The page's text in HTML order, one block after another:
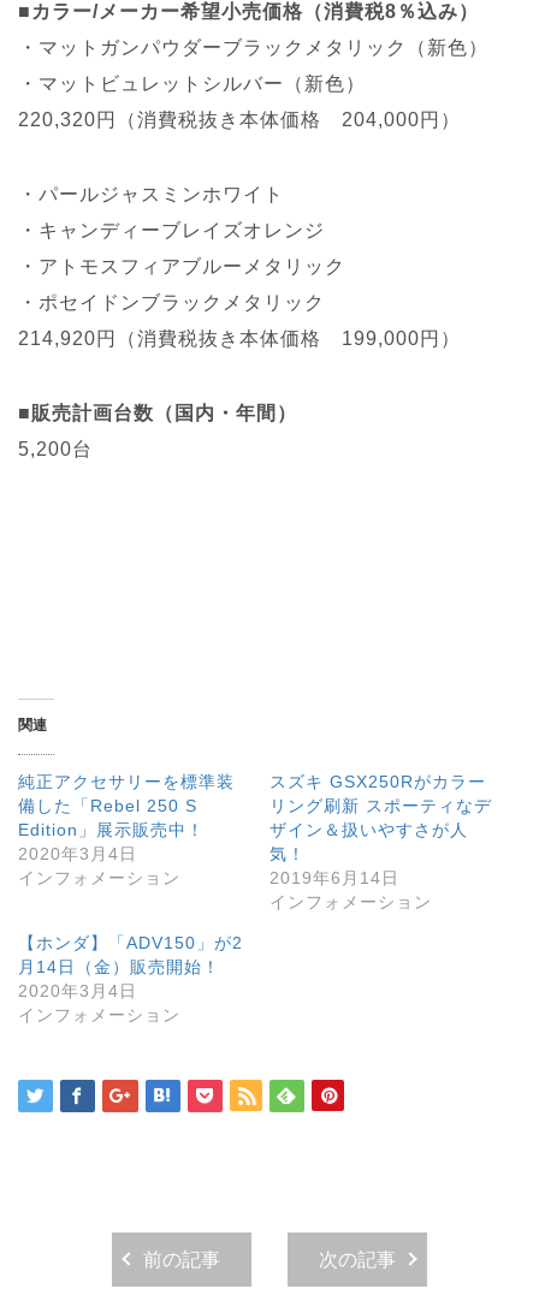
■カラー/メーカー希望小売価格（消費税8％込み）
・マットガンパウダーブラックメタリック（新色）
・マットビュレットシルバー（新色）
220,320円（消費税抜き本体価格 204,000円）
・パールジャスミンホワイト
・キャンディーブレイズオレンジ
・アトモスフィアブルーメタリック
・ポセイドンブラックメタリック
214,920円（消費税抜き本体価格 199,000円）
■販売計画台数（国内・年間）
5,200台
関連
純正アクセサリーを標準装
備した「Rebel 250 S
Edition」展示販売中！
2020年3月4日
インフォメーション
スズキ GSX250Rがカラー
リング刷新 スポーティなデ
ザイン＆扱いやすさが人
気！
2019年6月14日
インフォメーション
【ホンダ】「ADV150」が2
月14日（金）販売開始！
2020年3月4日
インフォメーション
前の記事 次の記事